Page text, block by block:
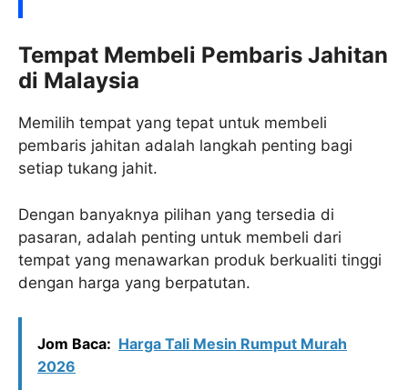
Tempat Membeli Pembaris Jahitan
di Malaysia
Memilih tempat yang tepat untuk membeli
pembaris jahitan adalah langkah penting bagi
setiap tukang jahit.
Dengan banyaknya pilihan yang tersedia di
pasaran, adalah penting untuk membeli dari
tempat yang menawarkan produk berkualiti tinggi
dengan harga yang berpatutan.
Jom Baca: Harga Tali Mesin Rumput​ Murah
2026